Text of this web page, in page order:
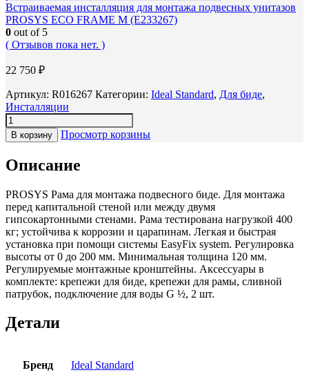
Встраиваемая инсталляция для монтажа подвесных унитазов
PROSYS ECO FRAME M (E233267)
0 out of 5
( Отзывов пока нет. )
22 750 ₽
Артикул: R016267 Категории: Ideal Standard, Для биде,
Инсталляции
В корзину Просмотр корзины
Описание
PROSYS Рама для монтажа подвесного биде. Для монтажа
перед капитальной стеной или между двумя
гипсокартонными стенами. Рама тестирована нагрузкой 400
кг; устойчива к коррозии и царапинам. Легкая и быстрая
установка при помощи системы EasyFix system. Регулировка
высоты от 0 до 200 мм. Минимальная толщина 120 мм.
Регулируемые монтажные кронштейны. Аксессуары в
комплекте: крепежи для биде, крепежи для рамы, сливной
патрубок, подключение для воды G ½, 2 шт.
Детали
Бренд Ideal Standard